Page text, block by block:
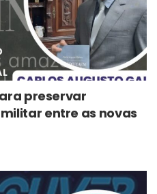
preservar
entre as novas